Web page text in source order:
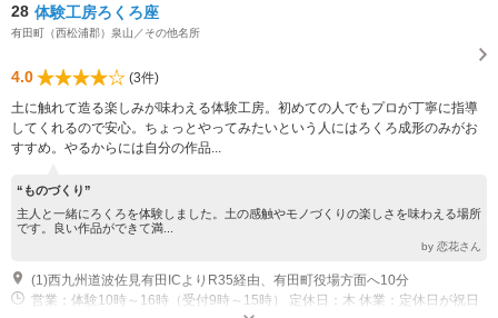
28 体験工房ろくろ座
有田町（西松浦郡）泉山／その他名所
4.0
(3件)
土に触れて造る楽しみが味わえる体験工房。初めての人でもプロが丁寧に指導
してくれるので安心。ちょっとやってみたいという人にはろくろ成形のみがお
すすめ。やるからには自分の作品...
“ものづくり”
主人と一緒にろくろを体験しました。土の感触やモノづくりの楽しさを味わえる場所
です。良い作品ができて満...
by 恋花さん
(1)西九州道波佐見有田ICよりR35経由、有田町役場方面へ10分
営業：体験10時～16時（受付9時～15時） 定休日：木 休業：定休日が祝日